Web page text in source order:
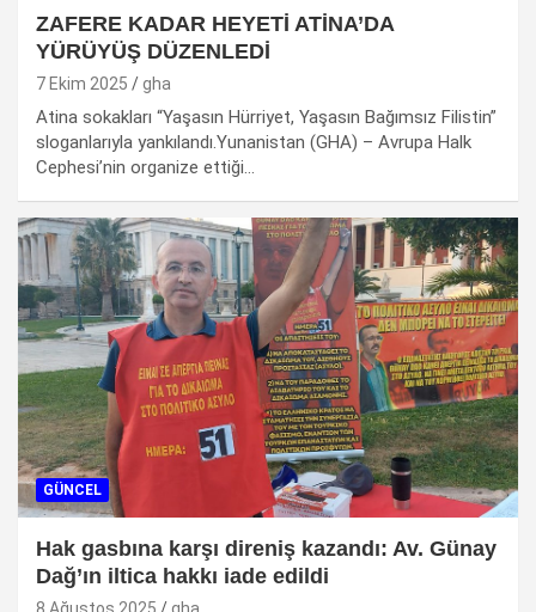
ZAFERE KADAR HEYETİ ATİNA’DA
YÜRÜYÜŞ DÜZENLEDİ
7 Ekim 2025 gha
Atina sokakları “Yaşasın Hürriyet, Yaşasın Bağımsız Filistin”
sloganlarıyla yankılandı.Yunanistan (GHA) – Avrupa Halk
Cephesi’nin organize ettiği…
GÜNCEL
Hak gasbına karşı direniş kazandı: Av. Günay
Dağ’ın iltica hakkı iade edildi